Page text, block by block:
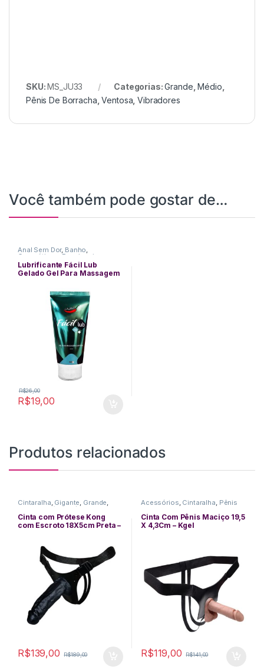
SKU:MS_JU33 Categorias:Grande,Médio,
Pênis De Borracha,Ventosa,Vibradores
Você também pode gostar de…
Anal Sem Dor, Banho,
Cosméticos Funcionais
Lubrificantes, Massagem
Anal,Sexo Anal
Lubrificante Fácil Lub
Gelado Gel Para Massagem
R$19,00
R$26,00
Produtos relacionados
Cintaralha, Gigante, Grande,
Médio Pênis De
Borracha,Realístico
Cinta com Prótese Kong
com Escroto 18X5cm Preta –
R$139,00 R$189,00
Acessórios, Cintaralha, Pênis
De Borracha
Cinta Com Pênis Maciço 19,5
X 4,3Cm – Kgel
R$119,00 R$141,00